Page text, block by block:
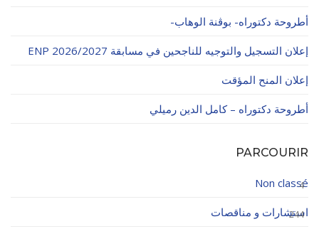
أطروحة دكتوراه- بوڨنة الوهاب-
إعلان التسجيل والتوجيه للناجحين في مسابقة ENP 2026/2027
إعلان المنح المؤقت
أطروحة دكتوراه – كامل الدين رميلي
PARCOURIR
Non classé
4
استشارات و مناقصات
244